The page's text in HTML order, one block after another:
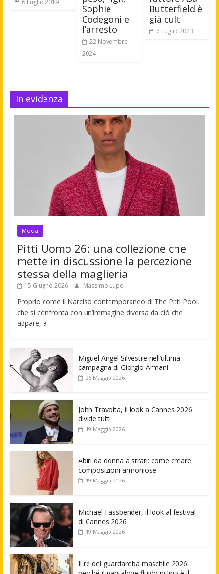
6 Luglio 2019
Sophie
Codegoni e
l’arresto
22 Novembre
2024
Butterfield è
già cult
7 Luglio 2023
In evidenza
Moda
Pitti Uomo 26: una collezione che
mette in discussione la percezione
stessa della maglieria
15 Giugno 2026 Massimo Lupo
Proprio come il Narciso contemporaneo di The Pitti Pool,
che si confronta con un’immagine diversa da ciò che
appare, a
Miguel Angel Silvestre nell’ultima
campagna di Giorgio Armani
26 Maggio 2026
John Travolta, il look a Cannes 2026
divide tutti
19 Maggio 2026
Abiti da donna a strati: come creare
composizioni armoniose
19 Maggio 2026
Michael Fassbender, il look al festival
di Cannes 2026
19 Maggio 2026
Il re del guardaroba maschile 2026: